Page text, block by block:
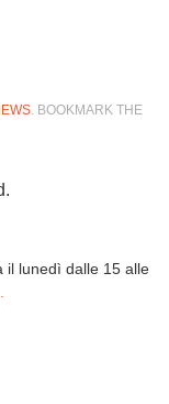
. BOOKMARK THE
il lunedì dalle 15 alle